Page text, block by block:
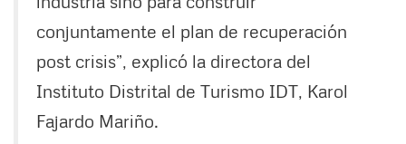
conjuntamente el plan de recuperación
post crisis”, explicó la directora del
Instituto Distrital de Turismo IDT, Karol
Fajardo Mariño.